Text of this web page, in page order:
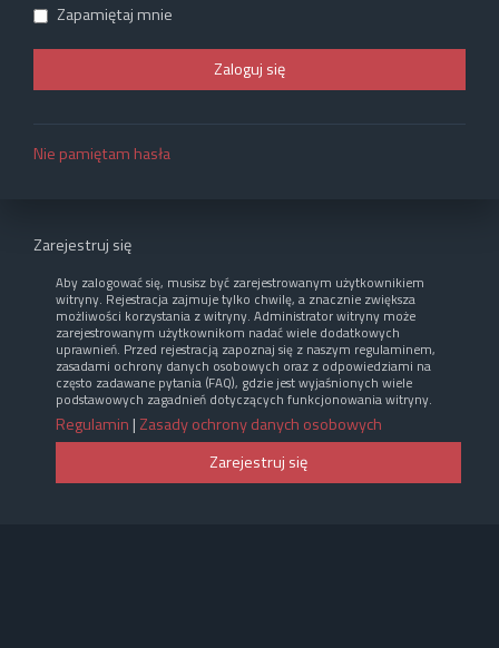
Zapamiętaj mnie
Nie pamiętam hasła
Zarejestruj się
Aby zalogować się, musisz być zarejestrowanym użytkownikiem
witryny. Rejestracja zajmuje tylko chwilę, a znacznie zwiększa
możliwości korzystania z witryny. Administrator witryny może
zarejestrowanym użytkownikom nadać wiele dodatkowych
uprawnień. Przed rejestracją zapoznaj się z naszym regulaminem,
zasadami ochrony danych osobowych oraz z odpowiedziami na
często zadawane pytania (FAQ), gdzie jest wyjaśnionych wiele
podstawowych zagadnień dotyczących funkcjonowania witryny.
Regulamin | Zasady ochrony danych osobowych
Zarejestruj się